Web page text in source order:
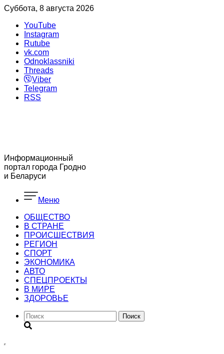
Суббота, 8 августа 2026
YouTube
Instagram
Rutube
vk.com
Odnoklassniki
Threads
Viber
Telegram
RSS
Информационный
портал города Гродно
и Беларуси
Меню
ОБЩЕСТВО
В СТРАНЕ
ПРОИСШЕСТВИЯ
РЕГИОН
CПОРТ
ЭКОНОМИКА
АВТО
СПЕЦПРОЕКТЫ
В МИРЕ
ЗДОРОВЬЕ
Поиск